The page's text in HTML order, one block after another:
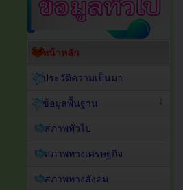
หน้าหลัก
ประวัติความเป็นมา
ข้อมูลพื้นฐาน
สภาพทั่วไป
สภาพทางเศรษฐกิจ
สภาพทางสังคม